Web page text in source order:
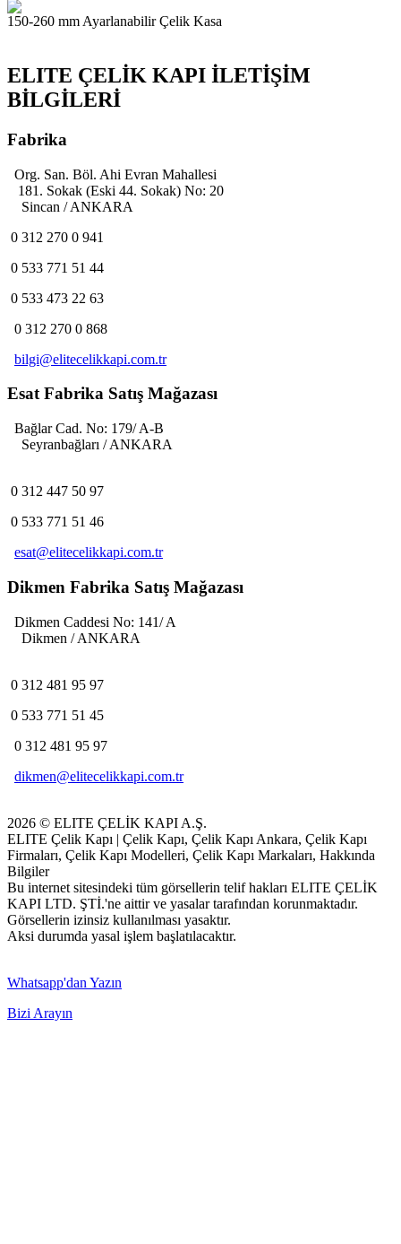
150-260 mm Ayarlanabilir Çelik Kasa
ELITE ÇELİK KAPI İLETİŞİM
BİLGİLERİ
Fabrika
Org. San. Böl. Ahi Evran Mahallesi
181. Sokak (Eski 44. Sokak) No: 20
Sincan / ANKARA
0 312 270 0 941
0 533 771 51 44
0 533 473 22 63
0 312 270 0 868
bilgi@elitecelikkapi.com.tr
Esat Fabrika Satış Mağazası
Bağlar Cad. No: 179/ A-B
Seyranbağları / ANKARA
0 312 447 50 97
0 533 771 51 46
esat@elitecelikkapi.com.tr
Dikmen Fabrika Satış Mağazası
Dikmen Caddesi No: 141/ A
Dikmen / ANKARA
0 312 481 95 97
0 533 771 51 45
0 312 481 95 97
dikmen@elitecelikkapi.com.tr
2026 © ELITE ÇELİK KAPI A.Ş.
ELITE Çelik Kapı | Çelik Kapı, Çelik Kapı Ankara, Çelik Kapı
Firmaları, Çelik Kapı Modelleri, Çelik Kapı Markaları, Hakkında
Bilgiler
Bu internet sitesindeki tüm görsellerin telif hakları ELITE ÇELİK
KAPI LTD. ŞTİ.'ne aittir ve yasalar tarafından korunmaktadır.
Görsellerin izinsiz kullanılması yasaktır.
Aksi durumda yasal işlem başlatılacaktır.
Whatsapp'dan Yazın
Bizi Arayın